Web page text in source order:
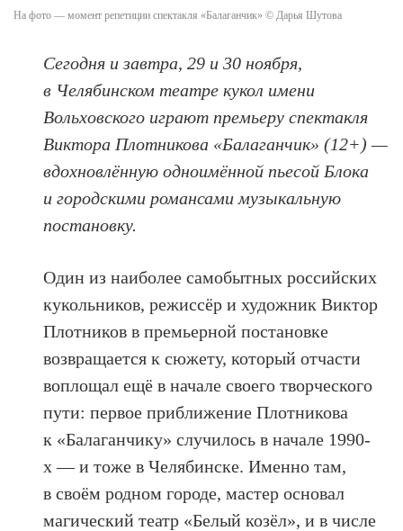
На фото — момент репетиции спектакля «Балаганчик» © Дарья Шутова
Сегодня и завтра, 29 и 30 ноября,
в Челябинском театре кукол имени
Вольховского играют премьеру спектакля
Виктора Плотникова «Балаганчик» (12+) —
вдохновлённую одноимённой пьесой Блока
и городскими романсами музыкальную
постановку.
Один из наиболее самобытных российских
кукольников, режиссёр и художник Виктор
Плотников в премьерной постановке
возвращается к сюжету, который отчасти
воплощал ещё в начале своего творческого
пути: первое приближение Плотникова
к «Балаганчику» случилось в начале 1990-
х — и тоже в Челябинске. Именно там,
в своём родном городе, мастер основал
магический театр «Белый козёл», и в числе